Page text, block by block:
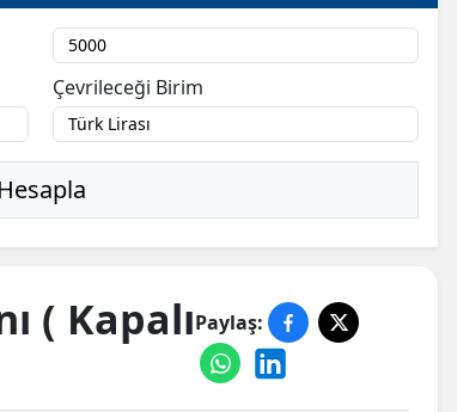
Çevrileceği Birim
Hesapla
( KapalıPaylaş: